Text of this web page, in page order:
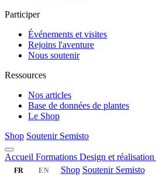
Participer
Événements et visites
Rejoins l'aventure
Nous soutenir
Ressources
Nos articles
Base de données de plantes
Le Shop
Shop Soutenir Semisto
Accueil Formations Design et réalisation
FR EN Shop Soutenir Semisto